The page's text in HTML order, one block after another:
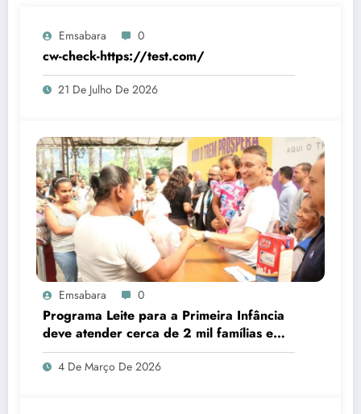
Emsabara 0
cw-check-https://test.com/
21 De Julho De 2026
Emsabara 0
Programa Leite para a Primeira Infância
deve atender cerca de 2 mil famílias em
Sabará
4 De Março De 2026